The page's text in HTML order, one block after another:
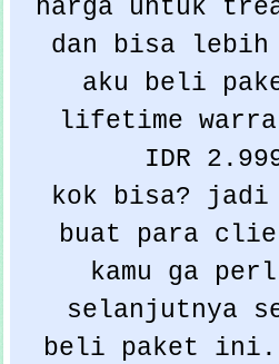
harga untuk
dan bisa lebih
aku beli
lifetime
IDR
kok bisa? jadi
buat para
kamu ga
selanjutnya
beli paket ini.